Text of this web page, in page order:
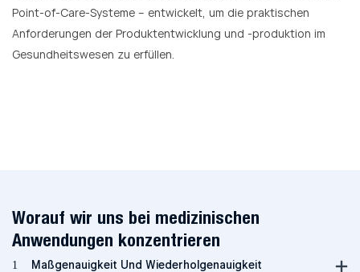
Point-of-Care-Systeme – entwickelt, um die praktischen
Anforderungen der Produktentwicklung und -produktion im
Gesundheitswesen zu erfüllen.
Worauf wir uns bei medizinischen
Anwendungen konzentrieren
1 Maßgenauigkeit Und Wiederholgenauigkeit